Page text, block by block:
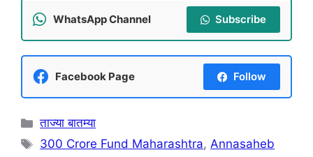
WhatsApp Channel Subscribe
Facebook Page Follow
Categories
ताज्या बातम्या
Tags
300 Crore Fund Maharashtra,Annasaheb